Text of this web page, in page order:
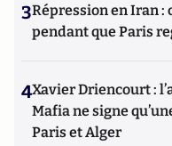
3Répression en Iran :
pendant que Paris
4Xavier Driencourt :
Mafia ne signe
Paris et Alger